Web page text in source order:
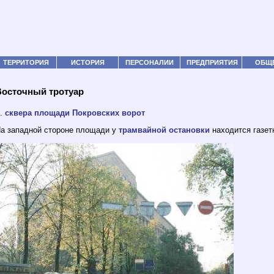
ТЕРРИТОРИЯ ИСТОРИЯ ПЕРСОНАЛИИ ПРЕДПРИЯТИЯ
тротуар
сквера площади Покровских ворот
западной стороне площади у трамвайной остановки находится